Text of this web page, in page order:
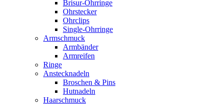
Brisur-Ohrringe
Ohrstecker
Ohrclips
Single-Ohrringe
Armschmuck
Armbänder
Armreifen
Ringe
Anstecknadeln
Broschen & Pins
Hutnadeln
Haarschmuck